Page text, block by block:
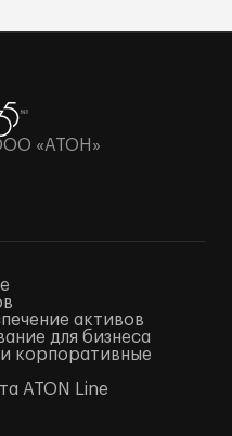
«АТОН»
активов
для бизнеса
корпоративные
ATON Line